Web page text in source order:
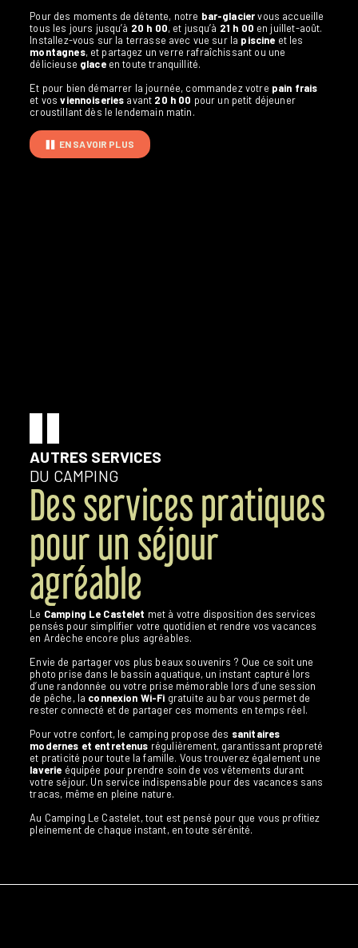
Pour des moments de détente, notre bar-glaciervous accueille
tous les jours jusqu’à 20 h 00, et jusqu’à 21 h 00 en juillet-août.
Installez-vous sur la terrasse avec vue sur la piscine et les
montagnes, et partagez un verre rafraîchissant ou une
délicieuse glaceen toute tranquillité.
Et pour bien démarrer la journée, commandez votre pain frais
et vosviennoiseries avant 20 h 00 pour un petit déjeuner
croustillant dès le lendemain matin.
EN SAVOIR PLUS
AUTRES SERVICES
DU CAMPING
Des services pratiques
pour un séjour
agréable
Le Camping Le Castelet met à votre disposition des services
pensés pour simplifier votre quotidien et rendre vos vacances
en Ardèche encore plus agréables.
Envie de partager vos plus beaux souvenirs ? Que ce soit une
photo prise dans le bassin aquatique, un instant capturé lors
d’une randonnée ou votre prise mémorable lors d’une session
de pêche, la connexion Wi-Fi gratuite au bar vous permet de
rester connecté et de partager ces moments en temps réel.
Pour votre confort, le camping propose des sanitaires
modernes et entretenus régulièrement, garantissant propreté
et praticité pour toute la famille. Vous trouverez également une
laverie équipée pour prendre soin de vos vêtements durant
votre séjour. Un service indispensable pour des vacances sans
tracas, même en pleine nature.
Au Camping Le Castelet, tout est pensé pour que vous profitiez
pleinement de chaque instant, en toute sérénité.